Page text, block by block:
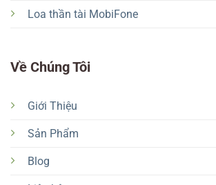
Loa thần tài MobiFone
Về Chúng Tôi
Giới Thiệu
Sản Phẩm
Blog